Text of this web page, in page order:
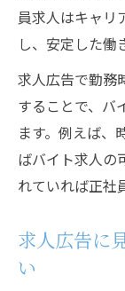
正社員求
プロ
採用
バイ
広告
採用
スポーツ
スポ
求人
員求人はキャリ
し、安定した働
求人広告で勤務
することで、バ
ます。例えば、
ばバイト求人の
れていれば正社
求人広告に
い